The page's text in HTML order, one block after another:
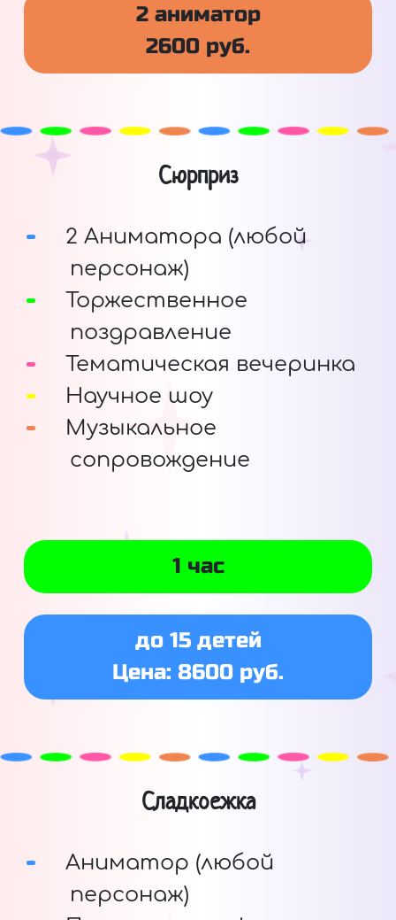
2 аниматор
2600 руб.
Сюрприз
2 Аниматора (любой
персонаж)
Торжественное
поздравление
Тематическая вечеринка
Научное шоу
Музыкальное
сопровождение
1 час
до 15 детей
Цена: 8600 руб.
Сладкоежка
Аниматор (любой
персонаж)